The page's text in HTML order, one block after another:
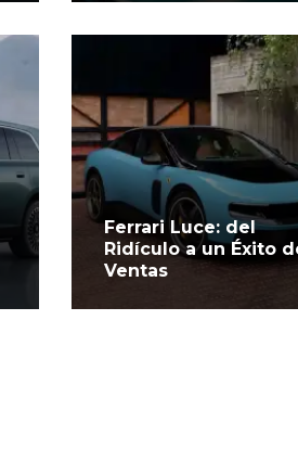
Ferrari Luce: del
Ridículo a un Éxito
Ventas